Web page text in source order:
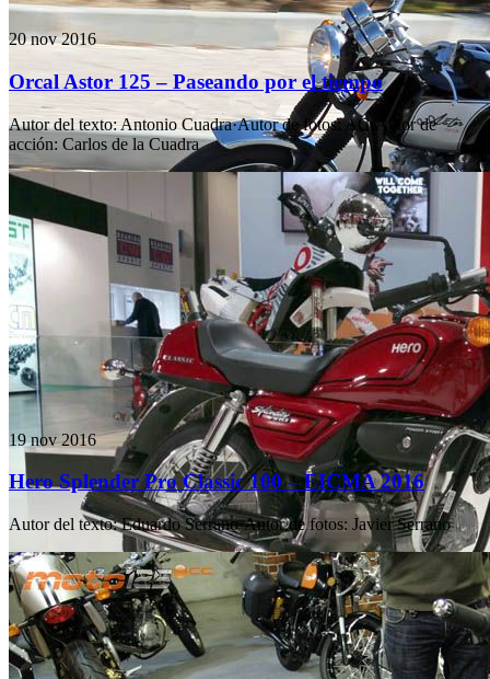
20 nov 2016
Orcal Astor 125 – Paseando por el tiempo
Autor del texto:Antonio Cuadra·Autor de fotos:AC· Autor de
acción: Carlos de la Cuadra
19 nov 2016
Hero Splender Pro Classic 100 – EICMA 2016
Autor del texto: Eduardo Serrano·Autor de fotos: Javier Serrano